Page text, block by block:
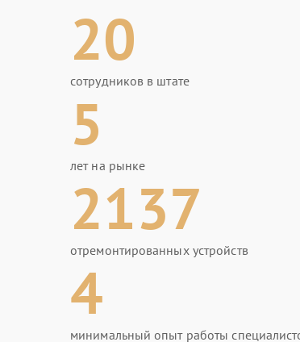
20
сотрудников в штате
5
лет на рынке
2137
отремонтированных устройств
4
минимальный опыт работы